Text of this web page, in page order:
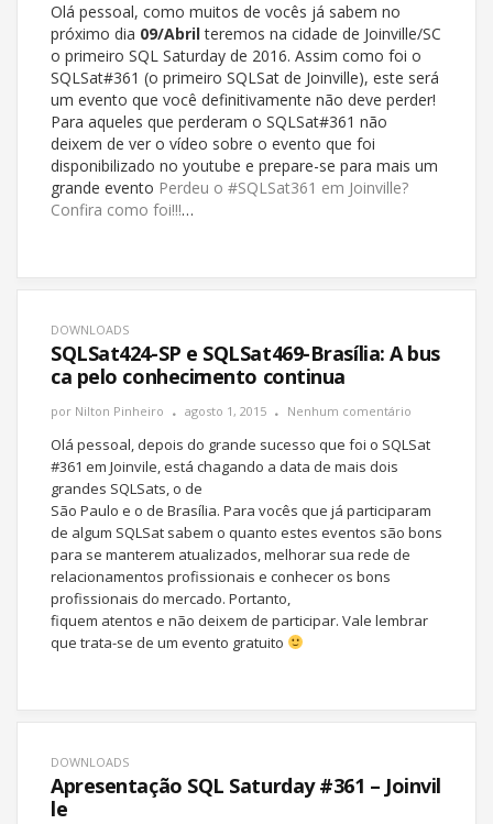
Olá pessoal, como muitos de vocês já sabem no
próximo dia 09/Abrilteremos na cidade de Joinville/SC
o primeiro SQL Saturday de 2016. Assim como foi o
SQLSat#361 (o primeiro SQLSat de Joinville), este será
um evento que você definitivamente não deve perder!
Para aqueles que perderam o SQLSat#361 não
deixem de ver o vídeo sobre o evento que foi
disponibilizado no youtube e prepare-se para mais um
grande evento Perdeu o #SQLSat361 em Joinville?
Confira como foi!!!…
DOWNLOADS
SQLSat424-SP e SQLSat469-Brasília: A bus
ca pelo conhecimento continua
por Nilton Pinheiro agosto 1, 2015 Nenhum comentário
Olá pessoal, depois do grande sucesso que foi o SQLSat
#361 em Joinvile, está chagando a data de mais dois
grandes SQLSats, o de
São Paulo e o de Brasília. Para vocês que já participaram
de algum SQLSat sabem o quanto estes eventos são bons
para se manterem atualizados, melhorar sua rede de
relacionamentos profissionais e conhecer os bons
profissionais do mercado. Portanto,
fiquem atentos e não deixem de participar. Vale lembrar
que trata-se de um evento gratuito
DOWNLOADS
Apresentação SQL Saturday #361 – Joinvil
le